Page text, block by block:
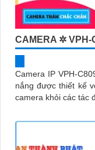
CAMERA ✲ VPH-
Camera IP VPH-
nắng được thiết kế
camera khỏi các tác